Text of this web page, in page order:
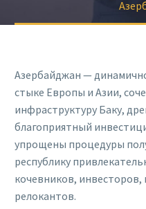
Азербайджан —
стыке Европы и Азии,
инфраструктуру Баку,
благоприятный
упрощены процедуры
республику
кочевников,
релокантов.